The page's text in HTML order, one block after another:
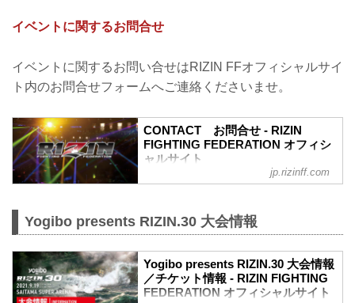
Q1. より良い席で観戦したいのですが、
どの先行でチケットを買うと一番良い席
A. ①ファンクラブ先行（超強者→強者）
→ ②先行販売（オフィシャルサイト先
行・番組・チラシ等 順不同）→ ③プレイ
ます。
※予約流れや演出の変更などで前後する
場合があります。
※選手応援シート（ぴあQRコード販
売）、各選手販売分については大会毎に
イベントに関するお問合せ
イベントに関するお問い合せはRIZIN FFオフィシャルサイ
ト内のお問合せフォームへご連絡くださいませ。
CONTACT お問合せ - RIZIN
FIGHTING FEDERATION オフィシ
ャルサイト
RIZIN FIGHTING FEDERATION オフィシ
「RIZIN FIGHTING FEDERATION」（ラ
ン）の情報・加盟団体について発信して
いきます。
jp.rizinff.com
Yogibo presents RIZIN.30 大会情報
Yogibo presents RIZIN.30 大会情報
／チケット情報 - RIZIN FIGHTING
FEDERATION オフィシャルサイト